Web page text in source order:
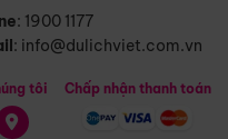
: 1900 1177
: info@dulichviet.com.vn
tôi Chấp nhận thanh toán